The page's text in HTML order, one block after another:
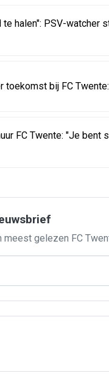
halen": PSV-watcher
toekomst bij FC
FC Twente: "Je bent
gelezen FC